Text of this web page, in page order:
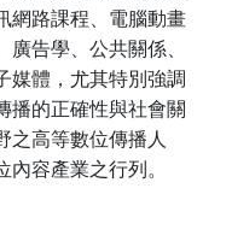
網路課程、電腦動畫
告學、公共關係、
媒體，尤其特別強調
播的正確性與社會關
之高等數位傳播人
容產業之行列。